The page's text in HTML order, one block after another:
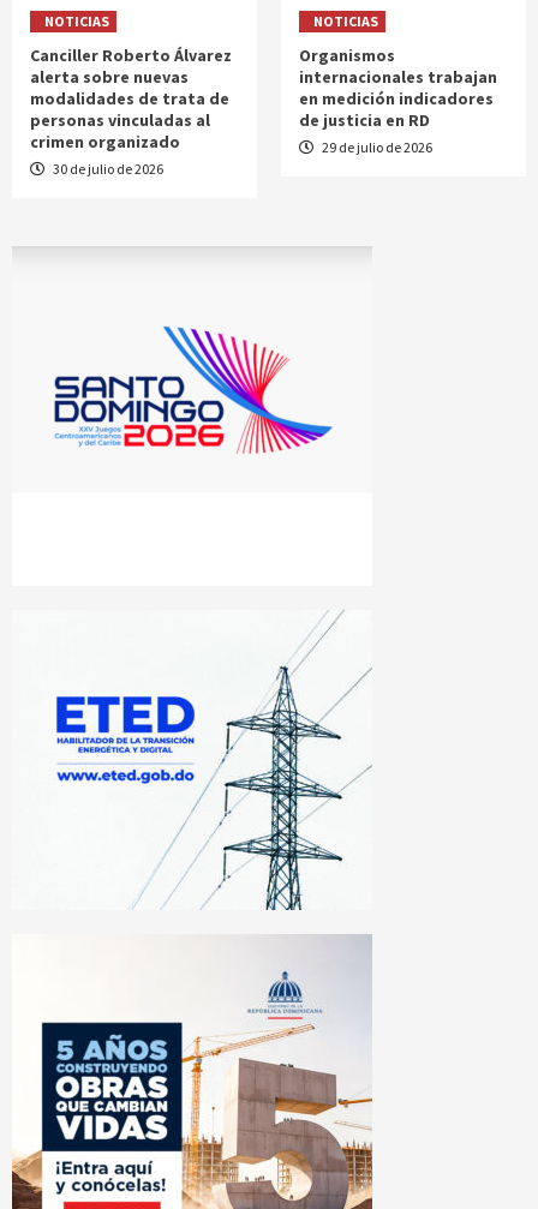
NOTICIAS
Canciller Roberto Álvarez
alerta sobre nuevas
modalidades de trata de
personas vinculadas al
crimen organizado
30 de julio de 2026
NOTICIAS
Organismos
internacionales trabajan
en medición indicadores
de justicia en RD
29 de julio de 2026